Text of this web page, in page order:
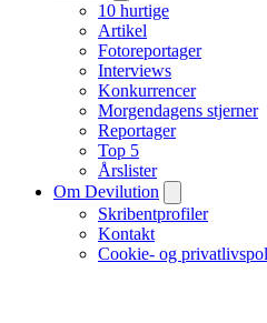
10 hurtige
Artikel
Fotoreportager
Interviews
Konkurrencer
Morgendagens stjerner
Reportager
Top 5
Årslister
Om Devilution
Skribentprofiler
Kontakt
Cookie- og